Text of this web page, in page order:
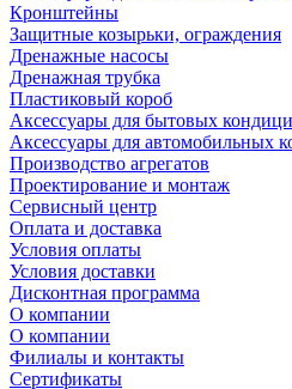
Кронштейны
Защитные козырьки, ограждения
Дренажные насосы
Дренажная трубка
Пластиковый короб
Аксессуары для бытовых
Аксессуары для автомобильных
Производство агрегатов
Проектирование и монтаж
Сервисный центр
Оплата и доставка
Условия оплаты
Условия доставки
Дисконтная программа
О компании
О компании
Филиалы и контакты
Сертификаты